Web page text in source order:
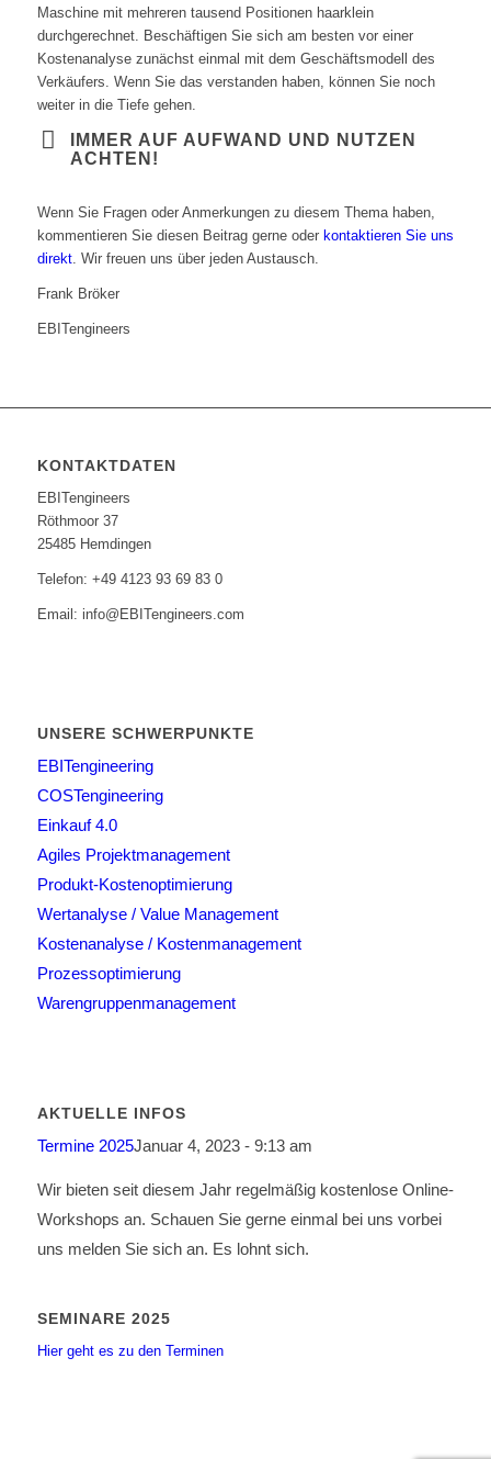
Maschine mit mehreren tausend Positionen haarklein
durchgerechnet. Beschäftigen Sie sich am besten vor einer
Kostenanalyse zunächst einmal mit dem Geschäftsmodell des
Verkäufers. Wenn Sie das verstanden haben, können Sie noch
weiter in die Tiefe gehen.
IMMER AUF AUFWAND UND NUTZEN
ACHTEN!
Wenn Sie Fragen oder Anmerkungen zu diesem Thema haben,
kommentieren Sie diesen Beitrag gerne oder kontaktieren Sie uns
direkt. Wir freuen uns über jeden Austausch.
Frank Bröker
EBITengineers
KONTAKTDATEN
EBITengineers
Röthmoor 37
25485 Hemdingen
Telefon: +49 4123 93 69 83 0
Email: info@EBITengineers.com
UNSERE SCHWERPUNKTE
EBITengineering
COSTengineering
Einkauf 4.0
Agiles Projektmanagement
Produkt-Kostenoptimierung
Wertanalyse / Value Management
Kostenanalyse / Kostenmanagement
Prozessoptimierung
Warengruppenmanagement
AKTUELLE INFOS
Termine 2025Januar 4, 2023 - 9:13 am
Wir bieten seit diesem Jahr regelmäßig kostenlose Online-
Workshops an. Schauen Sie gerne einmal bei uns vorbei
uns melden Sie sich an. Es lohnt sich.
SEMINARE 2025
Hier geht es zu den Terminen